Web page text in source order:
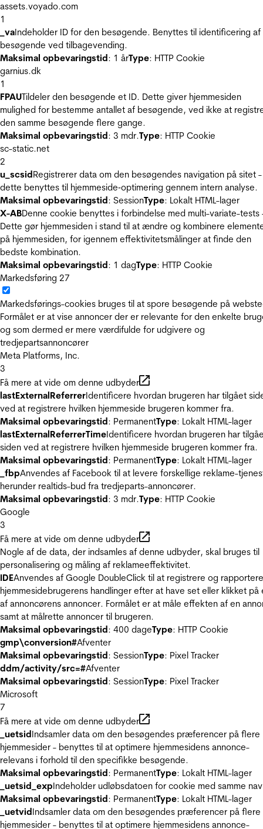
assets.voyado.com
1
_vaIndeholder ID for den besøgende. Benyttes til identificering af
besøgende ved tilbagevending.
Maksimal opbevaringstid: 1 årType: HTTP Cookie
garnius.dk
1
FPAUTildeler den besøgende et ID. Dette giver hjemmesiden
mulighed for bestemme antallet af besøgende, ved ikke at
den samme besøgende flere gange.
Maksimal opbevaringstid: 3 mdr.Type: HTTP Cookie
sc-static.net
2
u_scsidRegistrerer data om den besøgendes navigation på sitet -
dette benyttes til hjemmeside‐optimering gennem intern analyse.
Maksimal opbevaringstid: SessionType: Lokalt HTML-lager
X-ABDenne cookie benyttes i forbindelse med multi-variate-tests
Dette gør hjemmesiden i stand til at ændre og kombinere
på hjemmesiden, for igennem effektivitetsmålinger at finde den
bedste kombination.
Maksimal opbevaringstid: 1 dagType: HTTP Cookie
Markedsføring 27
Markedsførings-cookies bruges til at spore besøgende på
Formålet er at vise annoncer der er relevante for den enkelte
og som dermed er mere værdifulde for udgivere og
tredjepartsannoncører
Meta Platforms, Inc.
3
Få mere at vide om denne udbyder
lastExternalReferrerIdentificere hvordan brugeren har tilgået
ved at registrere hvilken hjemmeside brugeren kommer fra.
Maksimal opbevaringstid: PermanentType: Lokalt HTML-lager
lastExternalReferrerTimeIdentificere hvordan brugeren har
siden ved at registrere hvilken hjemmeside brugeren kommer fra.
Maksimal opbevaringstid: PermanentType: Lokalt HTML-lager
_fbpAnvendes af Facebook til at levere forskellige reklame-
herunder realtids-bud fra tredjeparts-annoncører.
Maksimal opbevaringstid: 3 mdr.Type: HTTP Cookie
Google
3
Få mere at vide om denne udbyder
Nogle af de data, der indsamles af denne udbyder, skal bruges til
personalisering og måling af reklameeffektivitet.
IDEAnvendes af Google DoubleClick til at registrere og
hjemmesidebrugerens handlinger efter at have set eller klikket på
af annoncørens annoncer. Formålet er at måle effekten af en
samt at målrette annoncer til brugeren.
Maksimal opbevaringstid: 400 dageType: HTTP Cookie
gmp\conversion#Afventer
Maksimal opbevaringstid: SessionType: Pixel Tracker
ddm/activity/src=#Afventer
Maksimal opbevaringstid: SessionType: Pixel Tracker
Microsoft
7
Få mere at vide om denne udbyder
_uetsidIndsamler data om den besøgendes præferencer på flere
hjemmesider - benyttes til at optimere hjemmesidens annonce-
relevans i forhold til den specifikke besøgende.
Maksimal opbevaringstid: PermanentType: Lokalt HTML-lager
_uetsid_expIndeholder udløbsdatoen for cookie med samme
Maksimal opbevaringstid: PermanentType: Lokalt HTML-lager
_uetvidIndsamler data om den besøgendes præferencer på flere
hjemmesider - benyttes til at optimere hjemmesidens annonce-